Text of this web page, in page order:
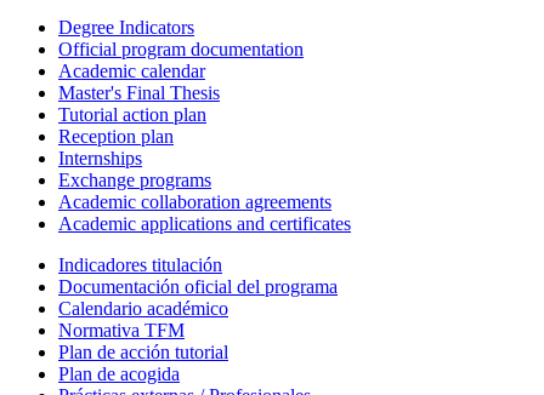
Degree Indicators
Official program documentation
Academic calendar
Master's Final Thesis
Tutorial action plan
Reception plan
Internships
Exchange programs
Academic collaboration agreements
Academic applications and certificates
Indicadores titulación
Documentación oficial del programa
Calendario académico
Normativa TFM
Plan de acción tutorial
Plan de acogida